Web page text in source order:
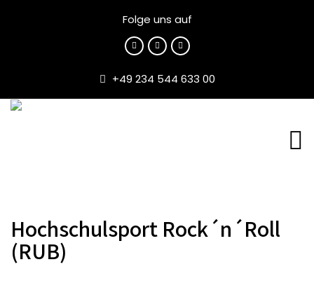
Folge uns auf
+49 234 544 633 00
Hochschulsport Rock´n´Roll
(RUB)